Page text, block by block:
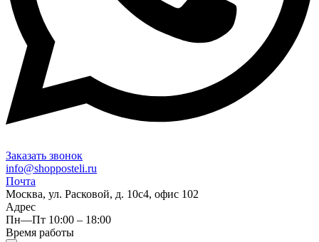
Заказать звонок
info@shopposteli.ru
Почта
Москва, ул. Расковой, д. 10с4, офис 102
Адрес
Пн—Пт 10:00 – 18:00
Время работы